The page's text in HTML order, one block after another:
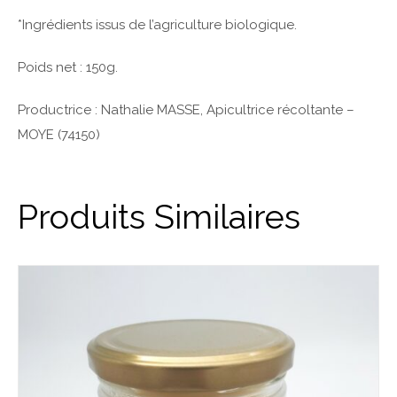
*Ingrédients issus de l’agriculture biologique.
Poids net : 150g.
Productrice : Nathalie MASSE, Apicultrice récoltante –
MOYE (74150)
Produits Similaires